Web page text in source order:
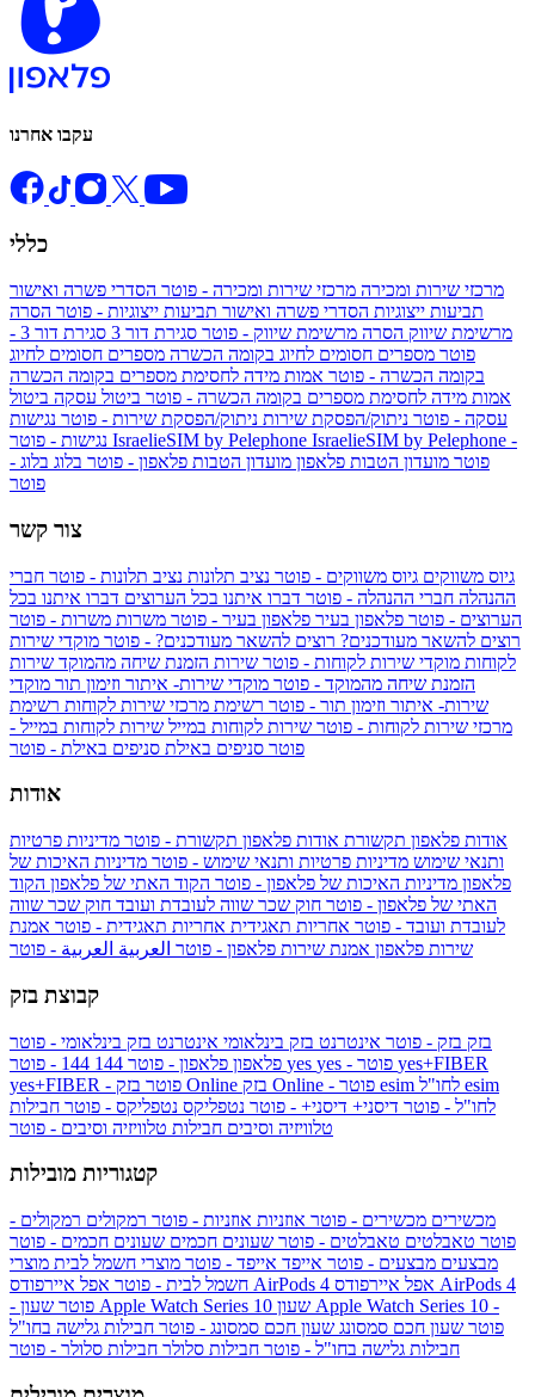
עקבו אחרנו
כללי
מרכזי שירות ומכירה מרכזי שירות ומכירה - פוטר הסדרי פשרה ואישור
תביעות ייצוגיות הסדרי פשרה ואישור תביעות ייצוגיות - פוטר הסרה
מרשימת שיווק הסרה מרשימת שיווק - פוטר סגירת דור 3
סגירת דור 3 -
פוטר מספרים חסומים לחיוג בקומה הכשרה מספרים חסומים לחיוג
בקומה הכשרה - פוטר אמות מידה לחסימת מספרים בקומה הכשרה
אמות מידה לחסימת מספרים בקומה הכשרה - פוטר ביטול עסקה ביטול
עסקה - פוטר ניתוק/הפסקת שירות ניתוק/הפסקת שירות - פוטר נגישות
IsraelieSIM by Pelephone IsraelieSIM by Pelephone -
פוטר מועדון הטבות פלאפון מועדון הטבות פלאפון - פוטר בלוג בלוג -
פוטר
צור קשר
גיוס משווקים גיוס משווקים - פוטר נציב תלונות נציב תלונות - פוטר חברי
ההנהלה חברי ההנהלה - פוטר דברו איתנו בכל הערוצים דברו איתנו בכל
הערוצים - פוטר פלאפון בעיר פלאפון בעיר - פוטר משרות משרות - פוטר
רוצים להשאר מעודכנים? רוצים להשאר מעודכנים? - פוטר מוקדי שירות
לקוחות מוקדי שירות לקוחות - פוטר שירות הזמנת שיחה מהמוקד שירות
הזמנת שיחה מהמוקד - פוטר מוקדי שירות- איתור וזימון תור מוקדי
שירות- איתור וזימון תור - פוטר רשימת מרכזי שירות לקוחות רשימת
מרכזי שירות לקוחות - פוטר שירות לקוחות במייל שירות לקוחות במייל -
פוטר סניפים באילת סניפים באילת - פוטר
אודות
אודות פלאפון תקשורת אודות פלאפון תקשורת - פוטר מדיניות פרטיות
ותנאי שימוש מדיניות פרטיות ותנאי שימוש - פוטר מדיניות האיכות של
פלאפון מדיניות האיכות של פלאפון - פוטר הקוד האתי של פלאפון הקוד
האתי של פלאפון - פוטר חוק שכר שווה לעובדת ועובד חוק שכר שווה
לעובדת ועובד - פוטר אחריות תאגידית אחריות תאגידית - פוטר אמנת
שירות פלאפון אמנת שירות פלאפון - פוטר العربية العربية - פוטר
קבוצת בזק
בזק בזק - פוטר אינטרנט בזק בינלאומי אינטרנט בזק בינלאומי - פוטר
פלאפון פלאפון - פוטר 144 yes
yes+FIBER
yes+FIBER - פוטר בזק Online
esim
לחו"ל - פוטר דיסני+ דיסני+ - פוטר נטפליקס נטפליקס - פוטר חבילות
טלוויזיה וסיבים חבילות טלוויזיה וסיבים - פוטר
קטגוריות מובילות
מכשירים מכשירים - פוטר אוזניות אוזניות - פוטר רמקולים רמקולים -
פוטר טאבלטים טאבלטים - פוטר שעונים חכמים שעונים חכמים - פוטר
מבצעים מבצעים - פוטר אייפד אייפד - פוטר מוצרי חשמל לבית מוצרי
חשמל לבית - פוטר אפל איירפודס AirPods 4 אפל איירפודס AirPods 4
- פוטר שעון Apple Watch Series 10 שעון Apple Watch Series 10 -
פוטר שעון חכם סמסונג שעון חכם סמסונג - פוטר חבילות גלישה בחו"ל
חבילות גלישה בחו"ל - פוטר חבילות סלולר חבילות סלולר - פוטר